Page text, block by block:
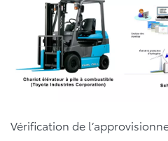
Vérification de